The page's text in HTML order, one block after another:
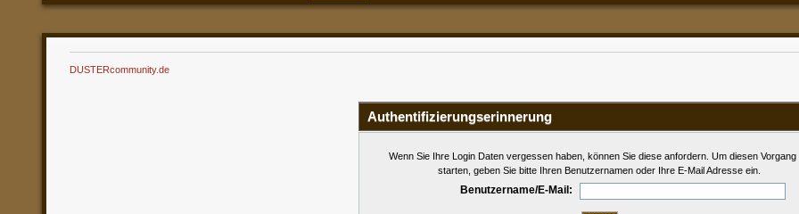
DUSTERcommunity.de
Authentifizierungserinnerung
Wenn Sie Ihre Login Daten vergessen haben, können Sie diese anfordern. Um diesen Vorgang
starten, geben Sie bitte Ihren Benutzernamen oder Ihre E-Mail Adresse ein.
Benutzername/E-Mail: